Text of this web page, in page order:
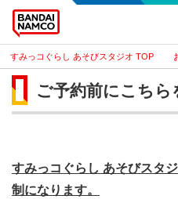
すみっコぐらし あそびスタジオ
ご予約前にこちら
すみっコぐらし あそびスタ
制になります。​